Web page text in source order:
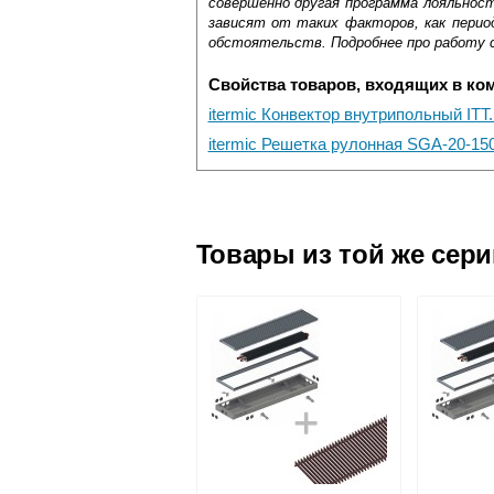
зависят от таких факторов, как
обстоятельств. Подробнее про
Свойства товаров, входящих в
itermic Конвектор внутрипольный
itermic Решетка рулонная SGA-20-
Доставка сантехники по Москве и
Подъем на этаж.
услуга платная
возможность
Возможные способы оплаты:
Банковской картой при
Интернет-деньгами (Yandex-
Безналичный расчёт (возможно и
Товары из той же